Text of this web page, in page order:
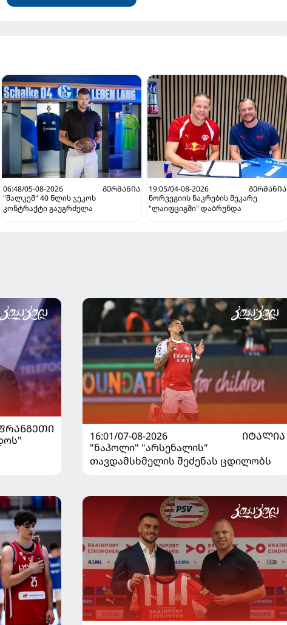
06:48/05-08-2026
ᲒᲔᲠᲛᲐᲜᲘᲐ
"შალკემ" 40 წლის ჯეკოს
კონტრაქტი გაუგრძელა
19:05/04-08-2026
ᲒᲔᲠᲛᲐᲜᲘᲐ
ნორვეგიის ნაკრების მეკარე
"ლაიფციგში" დაბრუნდა
16:01/07-08-2026
ᲘᲢᲐᲚᲘᲐ
"ნაპოლი" "არსენალის"
თავდამსხმელის შეძენას ცდილობს